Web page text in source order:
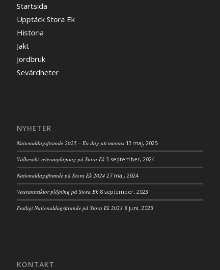
Startsida
Upptäck Stora Ek
Historia
Jakt
Jordbruk
Sevärdheter
NYHETER
Nationaldagsfirande 2025 – En dag att minnas 13 maj, 2025
Välbesökt veteranplöjning på Stora Ek 3 september, 2024
Nationaldagsfirande på Stora Ek 2024 27 maj, 2024
Veterantraktor plöjning på Stora Ek 8 september, 2023
Festligt Nationaldagsfirande på Stora Ek 2023 8 juni, 2023
KONTAKT